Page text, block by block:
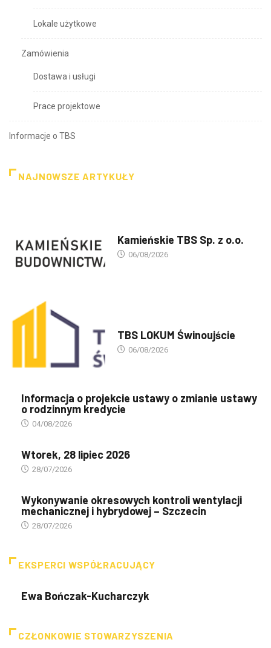
Lokale użytkowe
Zamówienia
Dostawa i usługi
Prace projektowe
Informacje o TBS
NAJNOWSZE ARTYKUŁY
Kamieńskie TBS Sp. z o.o.
06/08/2026
TBS LOKUM Świnoujście
06/08/2026
Informacja o projekcie ustawy o zmianie ustawy
o rodzinnym kredycie
04/08/2026
Wtorek, 28 lipiec 2026
28/07/2026
Wykonywanie okresowych kontroli wentylacji
mechanicznej i hybrydowej – Szczecin
28/07/2026
EKSPERCI WSPÓŁRACUJĄCY
Ewa Bończak-Kucharczyk
CZŁONKOWIE STOWARZYSZENIA